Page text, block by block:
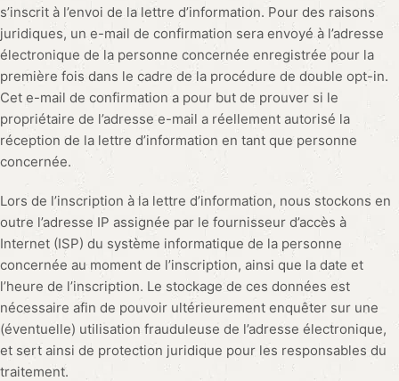
s’inscrit à l’envoi de la lettre d’information. Pour des raisons
juridiques, un e-mail de confirmation sera envoyé à l’adresse
électronique de la personne concernée enregistrée pour la
première fois dans le cadre de la procédure de double opt-in.
Cet e-mail de confirmation a pour but de prouver si le
propriétaire de l’adresse e-mail a réellement autorisé la
réception de la lettre d’information en tant que personne
concernée.
Lors de l’inscription à la lettre d’information, nous stockons en
outre l’adresse IP assignée par le fournisseur d’accès à
Internet (ISP) du système informatique de la personne
concernée au moment de l’inscription, ainsi que la date et
l’heure de l’inscription. Le stockage de ces données est
nécessaire afin de pouvoir ultérieurement enquêter sur une
(éventuelle) utilisation frauduleuse de l’adresse électronique,
et sert ainsi de protection juridique pour les responsables du
traitement.